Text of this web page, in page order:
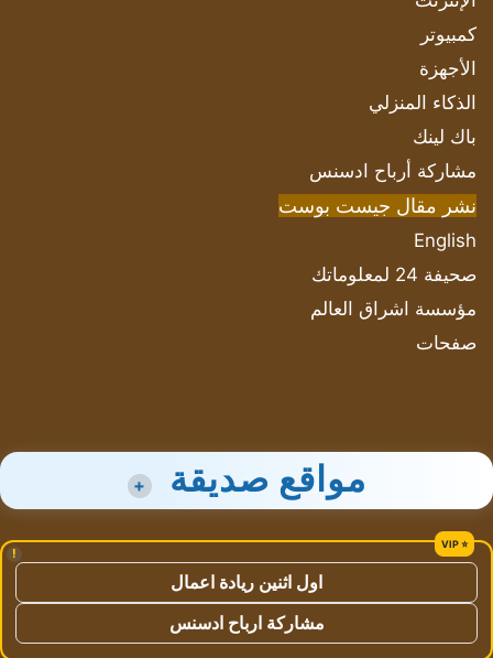
كمبيوتر
الأجهزة
الذكاء المنزلي
باك لينك
مشاركة أرباح ادسنس
نشر مقال جيست بوست
English
صحيفة 24 لمعلوماتك
مؤسسة اشراق العالم
صفحات
مواقع صديقة +
!
اول اثنين ريادة اعمال
مشاركة ارباح ادسنس